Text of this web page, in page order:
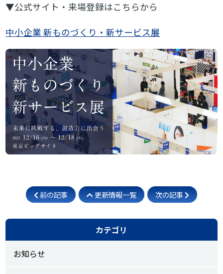
▼公式サイト・来場登録はこちらから
中小企業 新ものづくり・新サービス展
前の記事 更新情報一覧 次の記事
カテゴリ
お知らせ